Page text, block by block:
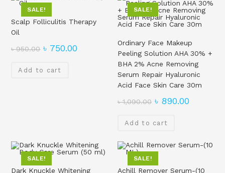
SALE!
Scalp Folliculitis Therapy
Oil
৳950.00 ৳ 750.00
Add to cart
SALE!
Ordinary Face Makeup
Peeling Solution AHA 30% +
BHA 2% Acne Removing
Serum Repair Hyaluronic
Acid Face Skin Care 30m
৳1,090.00 ৳ 890.00
Add to cart
SALE!
Dark Knuckle Whitening
SALE!
Achill Remover Serum-(10